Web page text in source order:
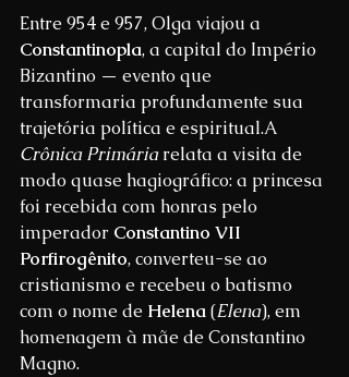
Entre 954 e 957, Olga viajou a
Constantinopla, a capital do Império
Bizantino — evento que
transformaria profundamente sua
trajetória política e espiritual.A
Crônica Primária relata a visita de
modo quase hagiográfico: a princesa
foi recebida com honras pelo
imperador Constantino VII
Porfirogênito, converteu-se ao
cristianismo e recebeu o batismo
com o nome de Helena (Elena), em
homenagem à mãe de Constantino
Magno.